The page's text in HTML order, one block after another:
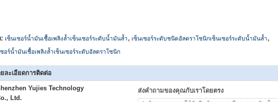
เซ็นเซอร์น้ำมันเชื้อเพลิงล้ำเซ็นเซอร์ระดับน้ำมันล้ำ, เซ็นเซอร์ระดับชนิดอัลตราโซนิกเซ็นเซอร์ระดับน้ำมันล้ำ,
ซอร์น้ำมันเชื้อเพลิงล้ำเซ็นเซอร์ระดับอัลตราโซนิก
ละเอียดการติดต่อ
Yujies Technology
Ltd.
ส่งคำถามของคุณกับเราโดยตรง